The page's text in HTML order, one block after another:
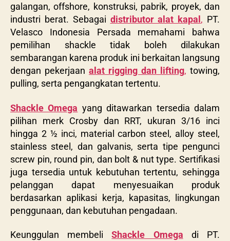
galangan, offshore, konstruksi, pabrik, proyek, dan
industri berat. Sebagai distributor alat kapal , PT.
Velasco Indonesia Persada memahami bahwa
pemilihan shackle tidak boleh dilakukan
sembarangan karena produk ini berkaitan langsung
dengan pekerjaan alat rigging dan lifting, towing,
pulling, serta pengangkatan tertentu.
Shackle Omega yang ditawarkan tersedia dalam
pilihan merk Crosby dan RRT, ukuran 3/16 inci
hingga 2 ½ inci, material carbon steel, alloy steel,
stainless steel, dan galvanis, serta tipe pengunci
screw pin, round pin, dan bolt & nut type. Sertifikasi
juga tersedia untuk kebutuhan tertentu, sehingga
pelanggan dapat menyesuaikan produk
berdasarkan aplikasi kerja, kapasitas, lingkungan
penggunaan, dan kebutuhan pengadaan.
Keunggulan membeliShackle Omega di PT.